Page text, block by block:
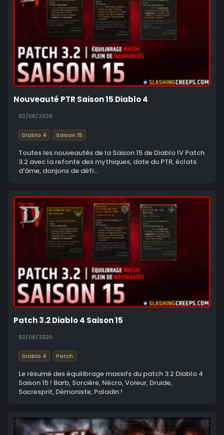
Nouveauté PTR Saison 15 Diablo 4
02/08/2026
Diablo 4 Saison 15
Toutes les nouveautés de la Saison 15 de Diablo IV Patch
3.2 avec la refonte des mythiques, date du PTR, éclats
d'âme, donjons de défi...
Patch 3.2 Diablo 4 Saison 15
02/08/2026
Diablo 4 Patch
Le résumé des équilibrage massifs du patch 3.2 Diablo 4
Saison 15 ! Barb, Sorcière, Nécro, Voleur, Druide,
Sacresprit, Démoniste, Paladin !